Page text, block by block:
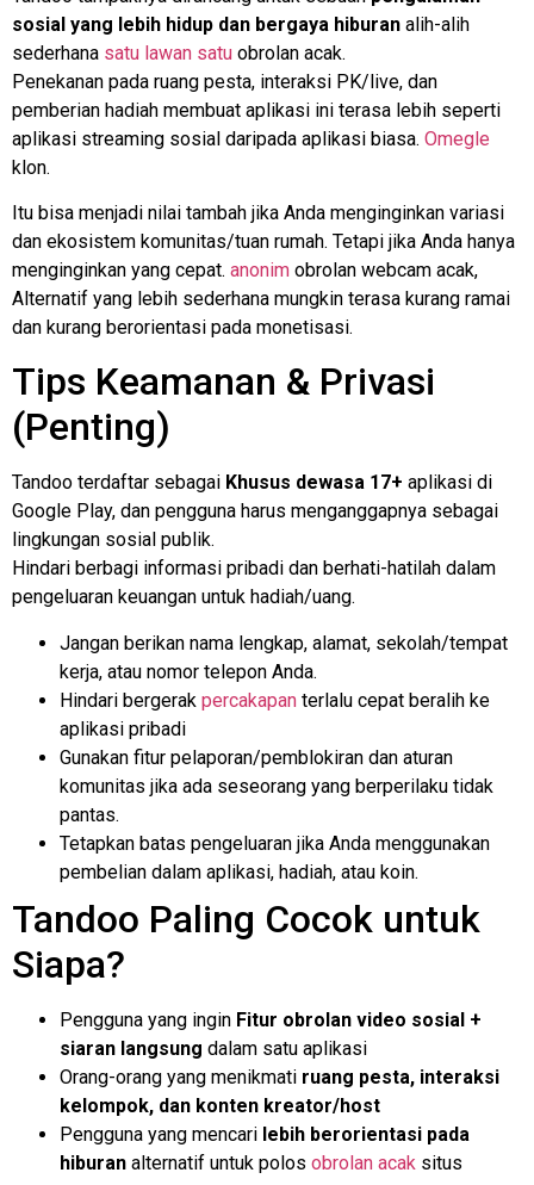
sosial yang lebih hidup dan bergaya hiburan alih-alih
sederhana satu lawan satu obrolan acak.
Penekanan pada ruang pesta, interaksi PK/live, dan
pemberian hadiah membuat aplikasi ini terasa lebih seperti
aplikasi streaming sosial daripada aplikasi biasa. Omegle
klon.
Itu bisa menjadi nilai tambah jika Anda menginginkan variasi
dan ekosistem komunitas/tuan rumah. Tetapi jika Anda hanya
menginginkan yang cepat. anonim obrolan webcam acak,
Alternatif yang lebih sederhana mungkin terasa kurang ramai
dan kurang berorientasi pada monetisasi.
Tips Keamanan & Privasi
(Penting)
Tandoo terdaftar sebagai Khusus dewasa 17+ aplikasi di
Google Play, dan pengguna harus menganggapnya sebagai
lingkungan sosial publik.
Hindari berbagi informasi pribadi dan berhati-hatilah dalam
pengeluaran keuangan untuk hadiah/uang.
Jangan berikan nama lengkap, alamat, sekolah/tempat
kerja, atau nomor telepon Anda.
Hindari bergerak percakapan terlalu cepat beralih ke
aplikasi pribadi
Gunakan fitur pelaporan/pemblokiran dan aturan
komunitas jika ada seseorang yang berperilaku tidak
pantas.
Tetapkan batas pengeluaran jika Anda menggunakan
pembelian dalam aplikasi, hadiah, atau koin.
Tandoo Paling Cocok untuk
Siapa?
Pengguna yang ingin Fitur obrolan video sosial +
siaran langsung dalam satu aplikasi
Orang-orang yang menikmati ruang pesta, interaksi
kelompok, dan konten kreator/host
Pengguna yang mencari lebih berorientasi pada
hiburan alternatif untuk polos obrolan acak situs